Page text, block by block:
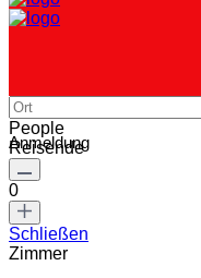
Anmeldung
People
Reisende
0
Schließen
Zimmer